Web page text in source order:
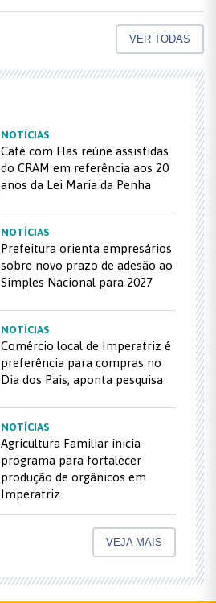
VER TODAS
NOTÍCIAS
Café com Elas reúne assistidas
do CRAM em referência aos 20
anos da Lei Maria da Penha
NOTÍCIAS
Prefeitura orienta empresários
sobre novo prazo de adesão ao
Simples Nacional para 2027
NOTÍCIAS
Comércio local de Imperatriz é
preferência para compras no
Dia dos Pais, aponta pesquisa
NOTÍCIAS
Agricultura Familiar inicia
programa para fortalecer
produção de orgânicos em
Imperatriz
VEJA MAIS